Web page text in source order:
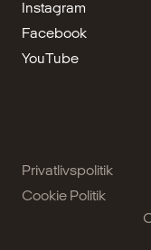
Privatlivspolitik
Cookie Politik
Instagram
Facebook
YouTube